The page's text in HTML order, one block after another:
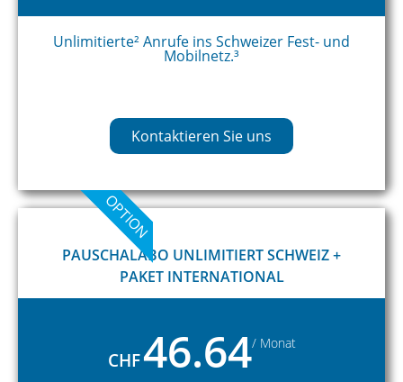
Unlimitierte² Anrufe ins Schweizer Fest- und
Mobilnetz.³
Kontaktieren Sie uns
OPTION
PAUSCHALABO UNLIMITIERT SCHWEIZ +
PAKET INTERNATIONAL
CHF46.64/ Monat